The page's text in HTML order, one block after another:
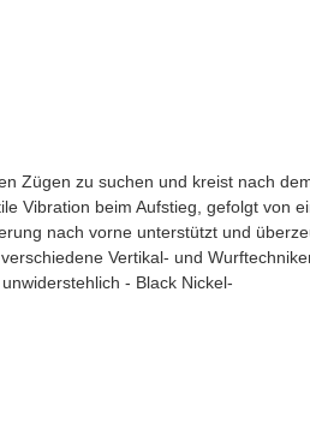
Zügen zu suchen und kreist nach
Vibration beim Aufstieg, gefolgt von
nach vorne unterstützt und
Vertikal- und
- Black Nickel-